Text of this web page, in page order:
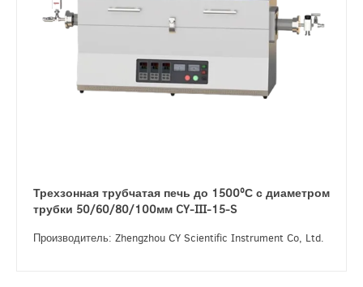
Трехзонная трубчатая печь до 1500ºС с диаметром
трубки 50/60/80/100мм CY-III-15-S
Производитель: Zhengzhou CY Scientific Instrument Co, Ltd.